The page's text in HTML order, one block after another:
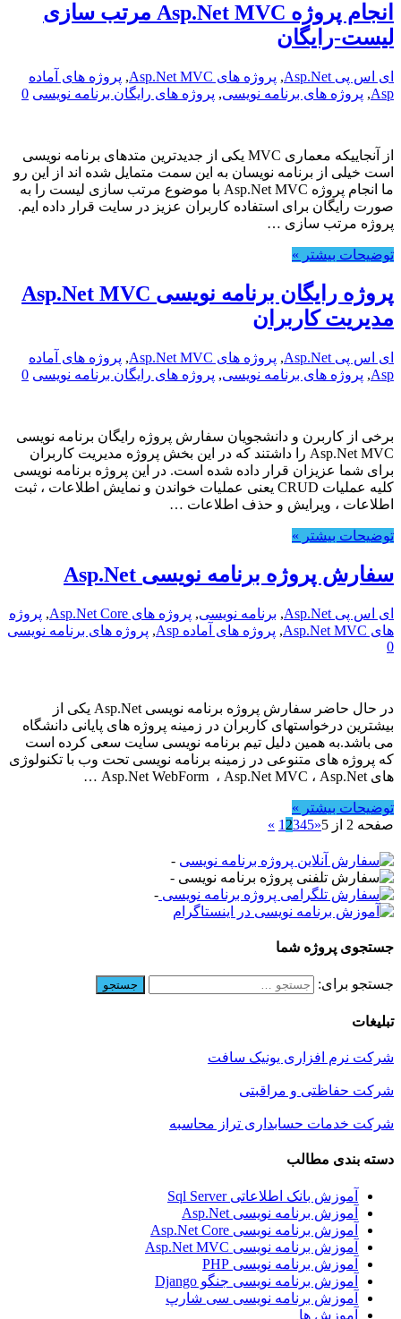
انجام پروژه Asp.Net MVC مرتب سازی
لیست-رایگان
ای اس پی Asp.Net , پروژه های Asp.Net MVC , پروژه های آماده
Asp
, پروژه های برنامه نویسی, پروژه های رایگان برنامه نویسی 0
از آنجاییکه معماری MVC یکی از جدیدترین متدهای برنامه نویسی
است خیلی از برنامه نویسان به این سمت متمایل شده اند از این رو
ما انجام پروژه Asp.Net MVC با موضوع مرتب سازی لیست را به
صورت رایگان برای استفاده کاربران عزیز در سایت قرار داده ایم.
پروژه مرتب سازی …
توضیحات بیشتر »
پروژه رایگان برنامه نویسی Asp.Net MVC
مدیریت کاربران
ای اس پی Asp.Net , پروژه های Asp.Net MVC , پروژه های آماده
Asp
, پروژه های برنامه نویسی, پروژه های رایگان برنامه نویسی 0
برخی از کاربرن و دانشجویان سفارش پروژه رایگان برنامه نویسی
Asp.Net MVC را داشتند که در این بخش پروژه مدیریت کاربران
برای شما عزیزان قرار داده شده است. در این پروژه برنامه نویسی
کلیه عملیات CRUD یعنی عملیات خواندن و نمایش اطلاعات ، ثبت
اطلاعات ، ویرایش و حذف اطلاعات …
توضیحات بیشتر »
سفارش پروژه برنامه نویسی Asp.Net
ای اس پی Asp.Net , برنامه نویسی, پروژه های Asp.Net Core , پروژه
های Asp.Net MVC
, پروژه های آماده Asp , پروژه های برنامه نویسی
0
در حال حاضر سفارش پروژه برنامه نویسی Asp.Net یکی از
بیشترین درخواستهای کاربران در زمینه پروژه های پایانی دانشگاه
می باشد.به همین دلیل تیم برنامه نویسی سایت سعی کرده است
که پروژه های متنوعی در زمینه برنامه نویسی تحت وب با تکنولوژی
های Asp.Net WebForm ، Asp.Net MVC ، Asp.Net …
توضیحات بیشتر »
صفحه 2 از 5
«
1 2345
»
-
-
-
جستجوی پروژه شما
جستجو برای:
تبلیغات
شرکت نرم افزاری یونیک سافت
شرکت حفاظتی و مراقبتی
شرکت خدمات حسابداری تراز محاسبه
دسته بندی مطالب
آموزش بانک اطلاعاتی Sql Server
آموزش برنامه نویسی Asp.Net
آموزش برنامه نویسی Asp.Net Core
آموزش برنامه نویسی Asp.Net MVC
آموزش برنامه نویسی PHP
آموزش برنامه نویسی جنگو Django
آموزش برنامه نویسی سی شارپ
آموزش ها